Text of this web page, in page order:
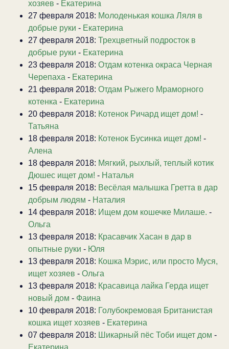
хозяев - Екатерина
27 февраля 2018: Молоденькая кошка Ляля в
добрые руки - Екатерина
27 февраля 2018: Трехцветный подросток в
добрые руки - Екатерина
23 февраля 2018: Отдам котенка окраса Черная
Черепаха - Екатерина
21 февраля 2018: Отдам Рыжего Мраморного
котенка - Екатерина
20 февраля 2018: Котенок Ричард ищет дом! -
Татьяна
18 февраля 2018: Котенок Бусинка ищет дом! -
Алена
18 февраля 2018: Мягкий, рыхлый, теплый котик
Дюшес ищет дом! - Наталья
15 февраля 2018: Весёлая малышка Гретта в дар
добрым людям - Наталия
14 февраля 2018: Ищем дом кошечке Милаше. -
Ольга
13 февраля 2018: Красавчик Хасан в дар в
опытные руки - Юля
13 февраля 2018: Кошка Мэрис, или просто Муся,
ищет хозяев - Ольга
13 февраля 2018: Красавица лайка Герда ищет
новый дом - Фаина
10 февраля 2018: Голубокремовая Британистая
кошка ищет хозяев - Екатерина
07 февраля 2018: Шикарный пёс Тоби ищет дом -
Екатерина